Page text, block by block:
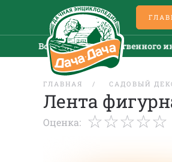
Все новости искусственного
ГЛАВНАЯ САДОВЫЙ
Лента
Оценка: